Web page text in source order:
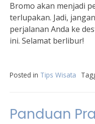
Bromo akan menjadi
terlupakan. Jadi,
perjalanan Anda ke
ini. Selamat berlibur!
Posted in Tips Wisata
Panduan